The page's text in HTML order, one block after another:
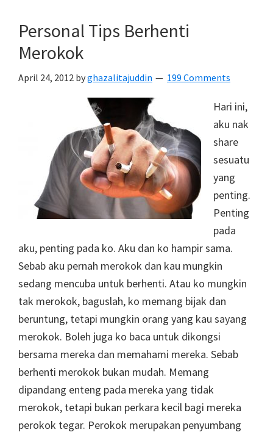
Personal Tips Berhenti
Merokok
April 24, 2012 byghazalitajuddin 199 Comments
Hari ini,
aku nak
share
sesuatu
yang
penting.
Penting
pada
aku, penting pada ko. Aku dan ko hampir sama.
Sebab aku pernah merokok dan kau mungkin
sedang mencuba untuk berhenti. Atau ko mungkin
tak merokok, baguslah, ko memang bijak dan
beruntung, tetapi mungkin orang yang kau sayang
merokok. Boleh juga ko baca untuk dikongsi
bersama mereka dan memahami mereka. Sebab
berhenti merokok bukan mudah. Memang
dipandang enteng pada mereka yang tidak
merokok, tetapi bukan perkara kecil bagi mereka
perokok tegar. Perokok merupakan penyumbang